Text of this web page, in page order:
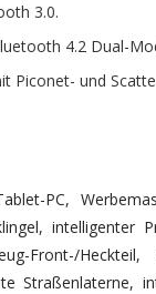
3.0.
4.2 Dual-
Piconet- und
PC,
intelligenter
Front-/
Straßenlaterne,